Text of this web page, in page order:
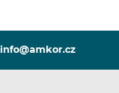
info@amkor.cz